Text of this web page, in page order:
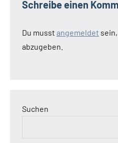
Schreibe einen
Du musst angemeldet
abzugeben.
Suchen